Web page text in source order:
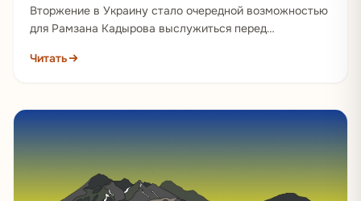
Вторжение в Украину стало очередной возможностью
для Рамзана Кадырова выслужиться перед
Чечне. Глава региона старался…
Читать